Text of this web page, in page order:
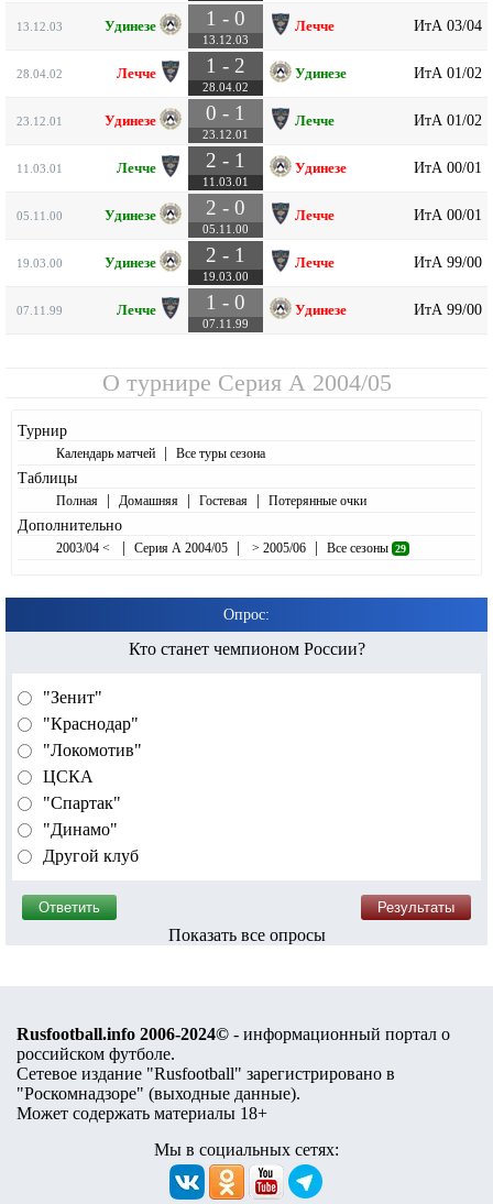
13.12.03 Удинезе 1 - 0
13.12.03
Лечче ИтА 03/04
28.04.02 Лечче 1 - 2
28.04.02
Удинезе ИтА 01/02
23.12.01 Удинезе 0 - 1
23.12.01
Лечче ИтА 01/02
11.03.01 Лечче 2 - 1
11.03.01
Удинезе ИтА 00/01
05.11.00 Удинезе 2 - 0
05.11.00
Лечче ИтА 00/01
19.03.00 Удинезе 2 - 1
19.03.00
Лечче ИтА 99/00
07.11.99 Лечче 1 - 0
07.11.99
Удинезе ИтА 99/00
О турнире Серия А 2004/05
Турнир
Календарь матчей | Все туры сезона
Таблицы
Полная | Домашняя | Гостевая | Потерянные очки
Дополнительно
2003/04 < | Серия А 2004/05 | > 2005/06 | Все сезоны 29
Опрос:
Кто станет чемпионом России?
"Зенит"
"Краснодар"
"Локомотив"
ЦСКА
"Спартак"
"Динамо"
Другой клуб
Показать все опросы
Rusfootball.info 2006-2024© - информационный портал о
российском футболе.
Сетевое издание "Rusfootball" зарегистрировано в
"Роскомнадзоре" (выходные данные).
Может содержать материалы 18+
Мы в социальных сетях: